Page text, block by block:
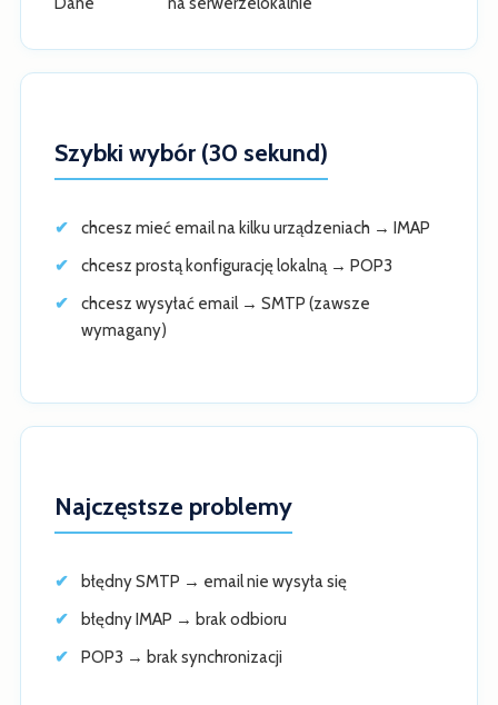
Szybki wybór (30 sekund)
chcesz mieć email na kilku urządzeniach → IMAP
chcesz prostą konfigurację lokalną → POP3
chcesz wysyłać email → SMTP (zawsze
wymagany)
Najczęstsze problemy
błędny SMTP → email nie wysyła się
błędny IMAP → brak odbioru
POP3 → brak synchronizacji